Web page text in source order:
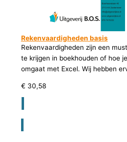
Rekenvaardigheden basis
Rekenvaardigheden zijn een
te krijgen in boekhouden of hoe
omgaat met Excel. Wij hebben
€ 30,58